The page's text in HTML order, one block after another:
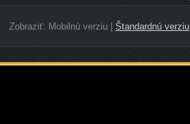
Zobraziť: Mobilnú verziu| Štandardnú verziu